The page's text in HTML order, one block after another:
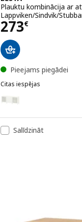
Plauktu kombinācija ar
Lappviken/Sindvik/
273€
Cena 273€
Pieejams piegādei
Citas iespējas
Variants: BESTÅ,
Variants: BESTÅ,
Salīdzināt